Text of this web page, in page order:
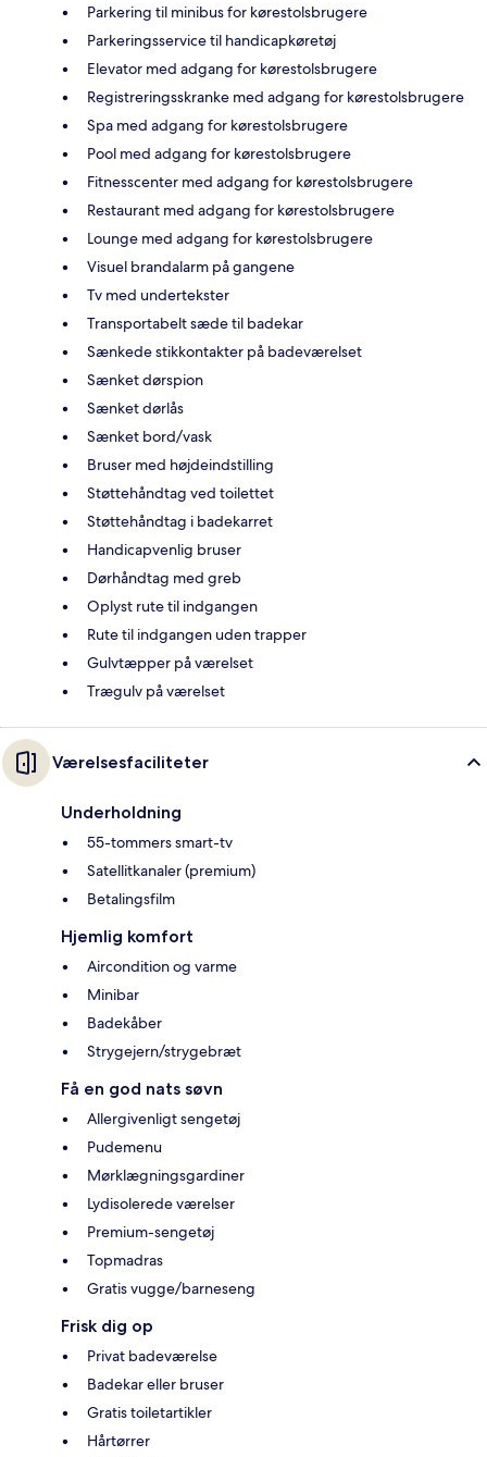
Parkering til minibus for kørestolsbrugere
Parkeringsservice til handicapkøretøj
Elevator med adgang for kørestolsbrugere
Registreringsskranke med adgang for kørestolsbrugere
Spa med adgang for kørestolsbrugere
Pool med adgang for kørestolsbrugere
Fitnesscenter med adgang for kørestolsbrugere
Restaurant med adgang for kørestolsbrugere
Lounge med adgang for kørestolsbrugere
Visuel brandalarm på gangene
Tv med undertekster
Transportabelt sæde til badekar
Sænkede stikkontakter på badeværelset
Sænket dørspion
Sænket dørlås
Sænket bord/vask
Bruser med højdeindstilling
Støttehåndtag ved toilettet
Støttehåndtag i badekarret
Handicapvenlig bruser
Dørhåndtag med greb
Oplyst rute til indgangen
Rute til indgangen uden trapper
Gulvtæpper på værelset
Trægulv på værelset
Værelsesfaciliteter
Underholdning
55-tommers smart-tv
Satellitkanaler (premium)
Betalingsfilm
Hjemlig komfort
Aircondition og varme
Minibar
Badekåber
Strygejern/strygebræt
Få en god nats søvn
Allergivenligt sengetøj
Pudemenu
Mørklægningsgardiner
Lydisolerede værelser
Premium-sengetøj
Topmadras
Gratis vugge/barneseng
Frisk dig op
Privat badeværelse
Badekar eller bruser
Gratis toiletartikler
Hårtørrer